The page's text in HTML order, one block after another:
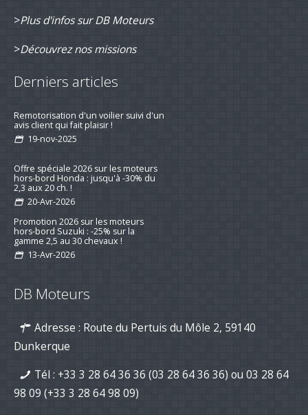
>Plus d'infos sur DB Moteurs
>Découvrez nos missions
Derniers articles
Remotorisation d'un voilier suivi d'un
avis client qui fait plaisir !
19-nov-2025
Offre spéciale 2026 sur les moteurs
hors-bord Honda : jusqu'à -30% du
2,3 aux 20 ch. !
20-Avr-2026
Promotion 2026 sur les moteurs
hors-bord Suzuki : -25% sur la
gamme 2,5 au 30 chevaux !
13-Avr-2026
moteurs de bateau
Nouvelle série "Stealth Line" chez
maintenant avec DB Moteurs !
DB Moteurs vous souhaite une
excellente année 2026, pleine de
projets motorisés !
DB Moteurs
Adresse : Route du Pertuis du Môle 2, 59140
Dunkerque
Tél : +33 3 28 64 36 36 (03 28 64 36 36) ou 03 28 64
98 09 (+33 3 28 64 98 09)